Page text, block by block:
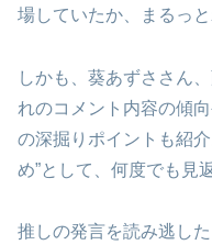
場していたか、まるっ
しかも、葵あずささん
れのコメント内容の傾
の深掘りポイントも紹
め”として、何度でも見
推しの発言を読み逃し